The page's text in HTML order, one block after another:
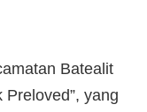
Batealit
yang